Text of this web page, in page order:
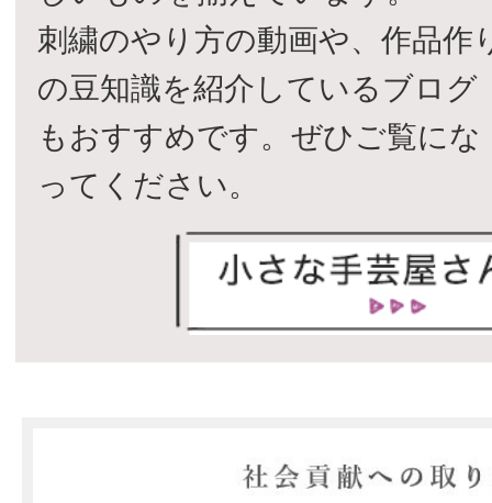
刺繍のやり方の動画や、作品作
の豆知識を紹介しているブログ
もおすすめです。ぜひご覧にな
ってください。